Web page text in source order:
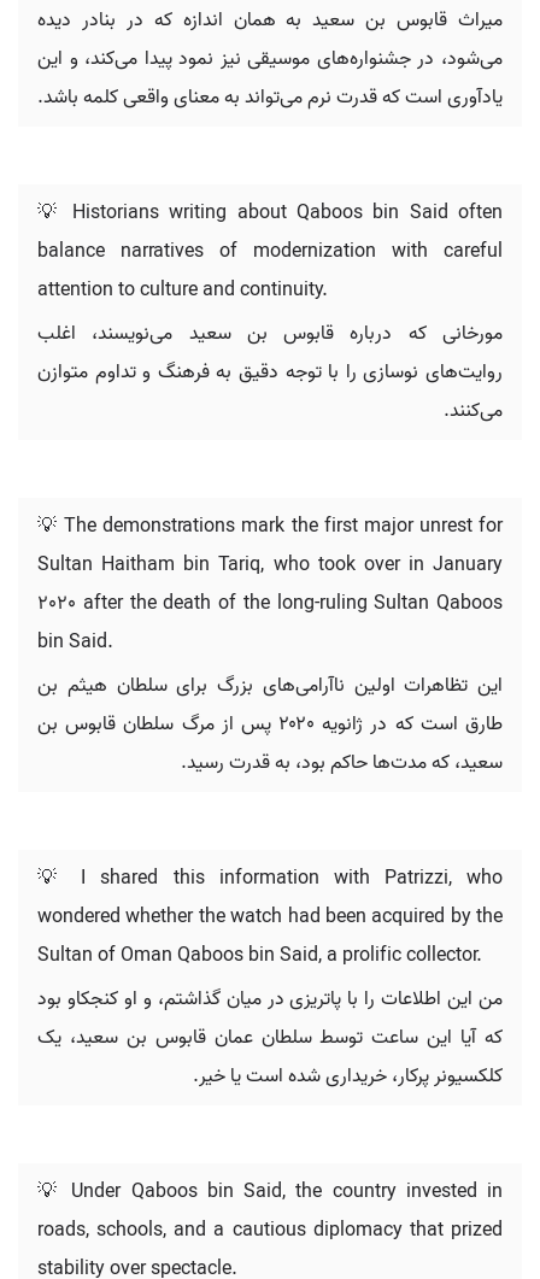
میراث قابوس بن سعید به همان اندازه که در بنادر دیده
می‌شود، در جشنواره‌های موسیقی نیز نمود پیدا می‌کند، و این
یادآوری است که قدرت نرم می‌تواند به معنای واقعی کلمه باشد.
💡 Historians writing about Qaboos bin Said often
balance narratives of modernization with careful
attention to culture and continuity.
مورخانی که درباره قابوس بن سعید می‌نویسند، اغلب
روایت‌های نوسازی را با توجه دقیق به فرهنگ و تداوم متوازن
می‌کنند.
💡 The demonstrations mark the first major unrest for
Sultan Haitham bin Tariq, who took over in January
2020 after the death of the long-ruling Sultan Qaboos
bin Said.
این تظاهرات اولین ناآرامی‌های بزرگ برای سلطان هیثم بن
طارق است که در ژانویه ۲۰۲۰ پس از مرگ سلطان قابوس بن
سعید، که مدت‌ها حاکم بود، به قدرت رسید.
💡 I shared this information with Patrizzi, who
wondered whether the watch had been acquired by the
Sultan of Oman Qaboos bin Said, a prolific collector.
من این اطلاعات را با پاتریزی در میان گذاشتم، و او کنجکاو بود
که آیا این ساعت توسط سلطان عمان قابوس بن سعید، یک
کلکسیونر پرکار، خریداری شده است یا خیر.
💡 Under Qaboos bin Said, the country invested in
roads, schools, and a cautious diplomacy that prized
stability over spectacle.